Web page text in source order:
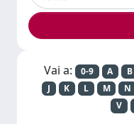
Vai a: 0-9 A B
J
K L M N
V